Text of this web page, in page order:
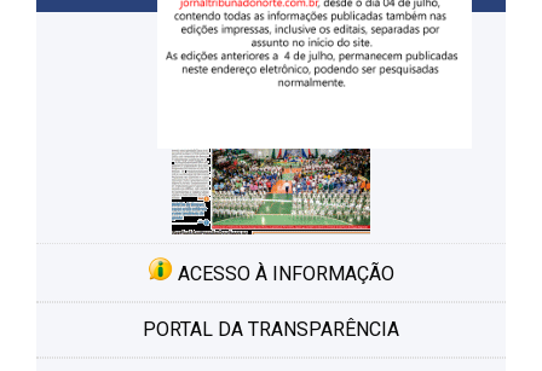
ACESSO À INFORMAÇÃO
PORTAL DA TRANSPARÊNCIA